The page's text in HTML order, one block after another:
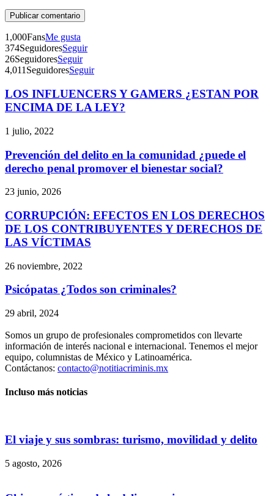
Telegram
1,000FansMe gusta
374SeguidoresSeguir
26SeguidoresSeguir
4,011 SeguidoresSeguir
LOS INFLUENCERS Y GAMERS ¿ESTAN POR
ENCIMA DE LA LEY?
1 julio, 2022
Prevención del delito en la comunidad ¿puede el
derecho penal promover el bienestar social?
23 junio, 2026
CORRUPCIÓN: EFECTOS EN LOS DERECHOS
DE LOS CONTRIBUYENTES Y DERECHOS DE
LAS VÍCTIMAS
26 noviembre, 2022
Psicópatas ¿Todos son criminales?
29 abril, 2024
Somos un grupo de profesionales comprometidos con llevarte
información de interés nacional e internacional. Tenemos el mejor
equipo, columnistas de México y Latinoamérica.
Contáctanos: contacto@notitiacriminis.mx
Incluso más noticias
El viaje y sus sombras: turismo, movilidad y delito
5 agosto, 2026